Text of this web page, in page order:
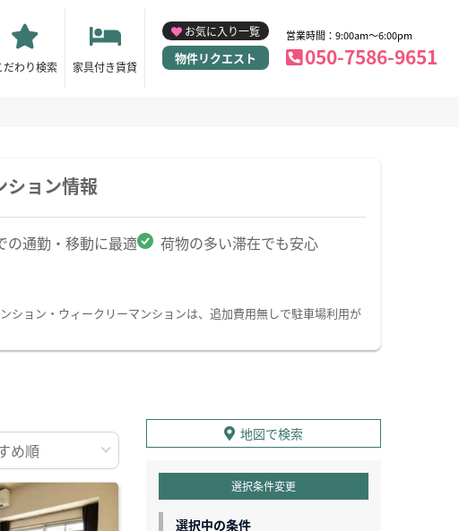
だわり検索 家具付き賃貸
お気に入り一覧
物件リクエスト
営業時間：9:00am～6:00pm
050-7586-9651
ション情報
の通勤・移動に最適
荷物の多い滞在でも安心
ション・ウィークリーマンションは、追加費用無しで駐車場利用が
地図で検索
選択条件変更
選択中の条件